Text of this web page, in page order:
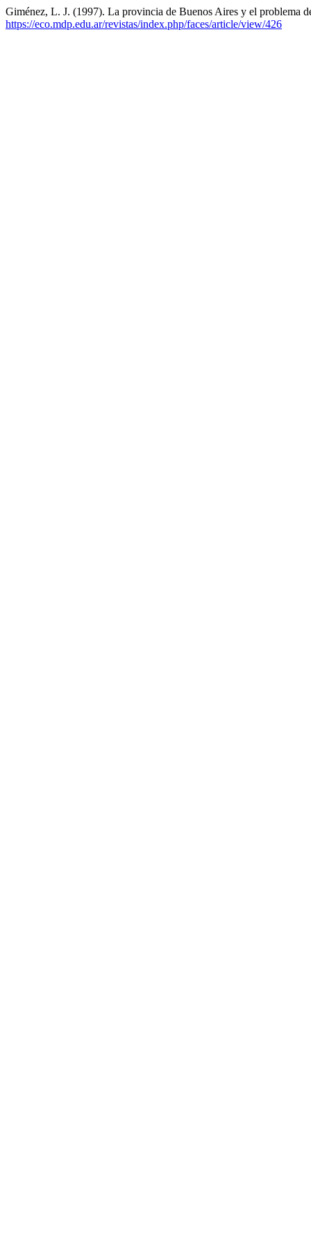
Giménez, L. J. (1997). La provincia de Buenos Aires y el problema
https://eco.mdp.edu.ar/revistas/index.php/faces/article/view/426